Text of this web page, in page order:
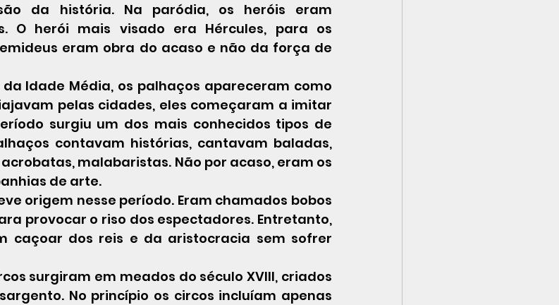
da história. Na paródia, os heróis eram
O herói mais visado era Hércules, para os
eram obra do acaso e não da força de
Idade Média, os palhaços apareceram como
pelas cidades, eles começaram a imitar
surgiu um dos mais conhecidos tipos de
contavam histórias, cantavam baladas,
malabaristas. Não por acaso, eram os
de arte.
origem nesse período. Eram chamados bobos
provocar o riso dos espectadores. Entretanto,
caçoar dos reis e da aristocracia sem sofrer
surgiram em meados do século XVIII, criados
No princípio os circos incluíam apenas